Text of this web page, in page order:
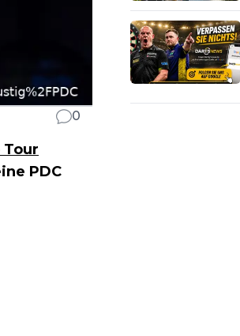
0
Tour
PDC